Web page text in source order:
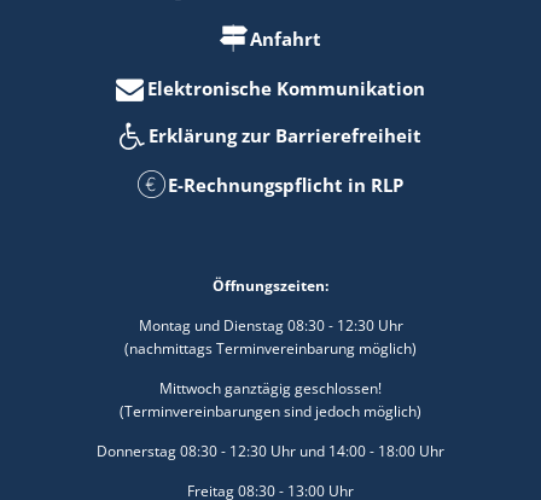
Anfahrt
Elektronische Kommunikation
Erklärung zur Barrierefreiheit
E-Rechnungspflicht in RLP
Öffnungszeiten:
Montag und Dienstag 08:30 - 12:30 Uhr
(nachmittags Terminvereinbarung möglich)
Mittwoch ganztägig geschlossen!
(Terminvereinbarungen sind jedoch möglich)
Donnerstag 08:30 - 12:30 Uhr und 14:00 - 18:00 Uhr
Freitag 08:30 - 13:00 Uhr